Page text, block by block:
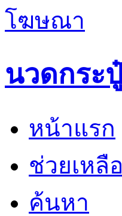
นวดกระปู๋
หน้าแรก
ช่วยเหลือ
ค้นหา